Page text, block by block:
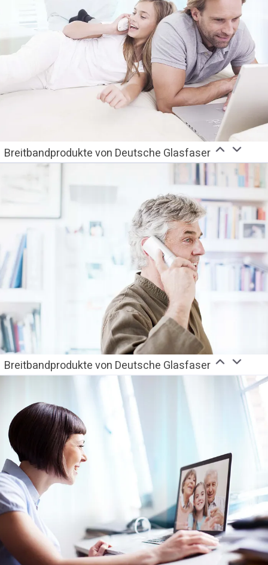
Breitbandprodukte von Deutsche Glasfaser
Breitbandprodukte von Deutsche Glasfaser